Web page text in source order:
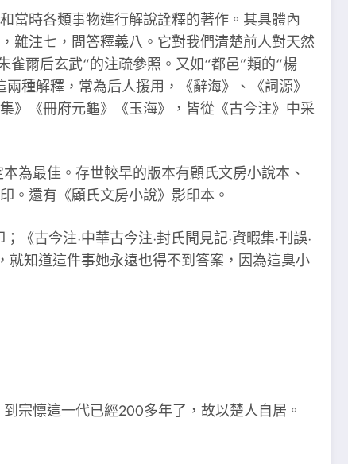
時各類事物進行解說詮釋的著作。其具體內
雜注七，問答釋義八。它對我們清楚前人對天然
雀爾后玄武“的注疏參照。又如“都邑”類的“楊
種解釋，常為后人援用，《辭海》、《詞源》
》《冊府元龜》《玉海》，皆從《古今注》中采
為最佳。存世較早的版本有顧氏文房小說本、
。還有《顧氏文房小說》影印本。
古今注·中華古今注·封氏聞見記·資暇集·刊誤·
就知道這件事她永遠也得不到答案，因為這臭小
宗懔這一代已經200多年了，故以楚人自居。